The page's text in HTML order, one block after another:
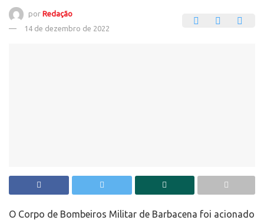
por Redação
14 de dezembro de 2022
O Corpo de Bombeiros Militar de Barbacena foi acionado